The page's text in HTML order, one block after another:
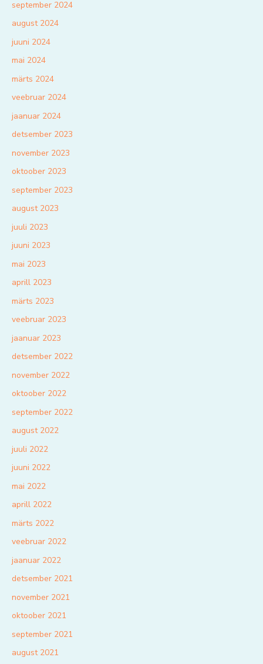
september 2024
august 2024
juuni 2024
mai 2024
märts 2024
veebruar 2024
jaanuar 2024
detsember 2023
november 2023
oktoober 2023
september 2023
august 2023
juuli 2023
juuni 2023
mai 2023
aprill 2023
märts 2023
veebruar 2023
jaanuar 2023
detsember 2022
november 2022
oktoober 2022
september 2022
august 2022
juuli 2022
juuni 2022
mai 2022
aprill 2022
märts 2022
veebruar 2022
jaanuar 2022
detsember 2021
november 2021
oktoober 2021
september 2021
august 2021